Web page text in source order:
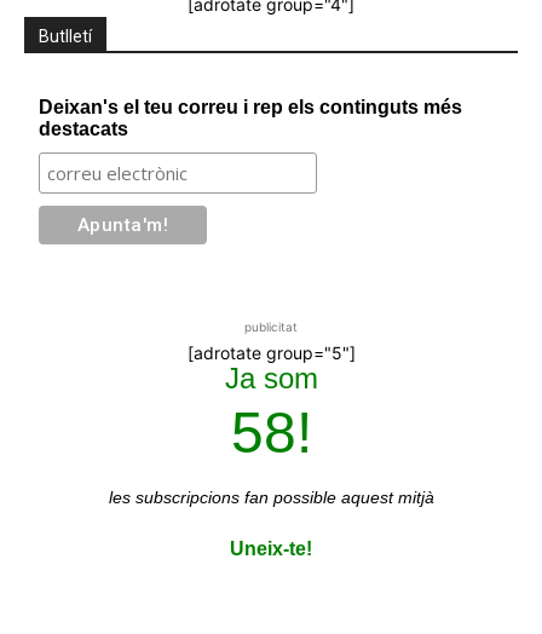
Butlletí
Deixan's el teu correu i rep els continguts més
destacats
publicitat
[adrotate group="5"]
Ja som
58!
les subscripcions fan possible aquest mitjà
Uneix-te!